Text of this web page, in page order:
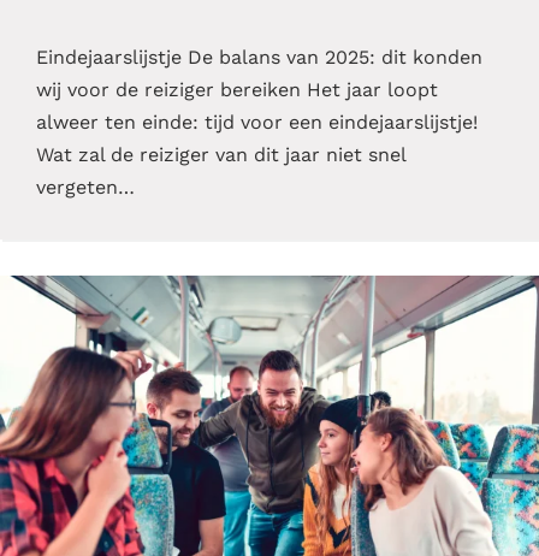
Eindejaarslijstje De balans van 2025: dit konden
wij voor de reiziger bereiken Het jaar loopt
alweer ten einde: tijd voor een eindejaarslijstje!
Wat zal de reiziger van dit jaar niet snel
vergeten…